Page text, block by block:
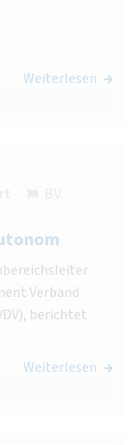
Weiterlesen
Verband
berichtet
Weiterlesen